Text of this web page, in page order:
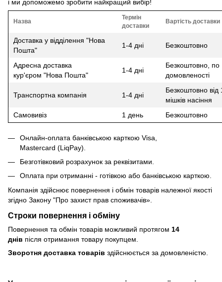
і ми допоможемо зробити найкращий вибір!
Назва
Термін
доставки
Вартість доставки
Доставка у відділення "Нова
Пошта"
1-4 дні Безкоштовно
Адресна доставка
кур'єром "Нова Пошта"
1-4 дні
Безкоштовно, по
домовленості
Транспортна компанія 1-4 дні
Безкоштовно від
мішків насіння
Самовивіз
1 день Безкоштовно
Онлайн-оплата банківською карткою Visa,
Mastercard (LiqPay).
Безготівковий розрахунок за реквізитами.
Оплата при отриманні - готівкою або банківською карткою.
Компанія здійснює повернення і обмін товарів належної якості
згідно Закону "Про захист прав споживачів»
Строки повернення і обміну
Повернення та обмін товарів можливий протягом 14
днів після отримання товару покупцем.
Зворотня доставка товарів здійснюється за домовленістю.